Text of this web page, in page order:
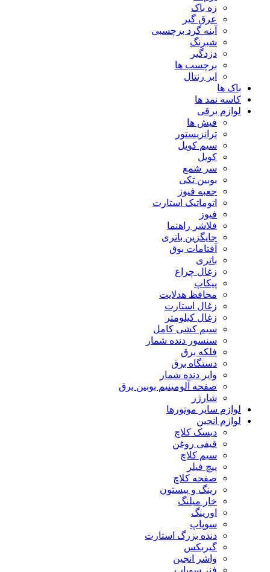
زه باک
عرق گیر
آینه گرد برچسبی
شبرنگ
دزدگیر
برچسب ها
ابر رنتال
باک ها
کاسه نمد ها
لوازم برقی
فیش ها
ترانزیستور
سیم کویل
کویل
سر شمع
بوبین تکی
جعبه فیوز
اتوماتیک استارت
فیوز
فلاشر راهنما
جایگزین باتری
آفتامات بوق
باتری
زغال چراغ
پیکاپ
محافظ هدلایت
زغال استارت
زغال کیلومتر
سیم کشی کامل
سنسور دنده شمار
فلکه برق
دستگاه برق
وایر دنده شمار
صفحه آلومینیم بوبین برق
شارژر
لوازم سایر موتورها
لوازم انجین
دیسک کلاچ
قیفی روغن
سیم کلاچ
پیچ فیلر
صفحه کلاچ
رینگ و پیستون
خار میلنگ
اورینگ
سوپاپ
دنده بزرگ استارت
گیربکس
واشر انجین
فنر سوپاپ